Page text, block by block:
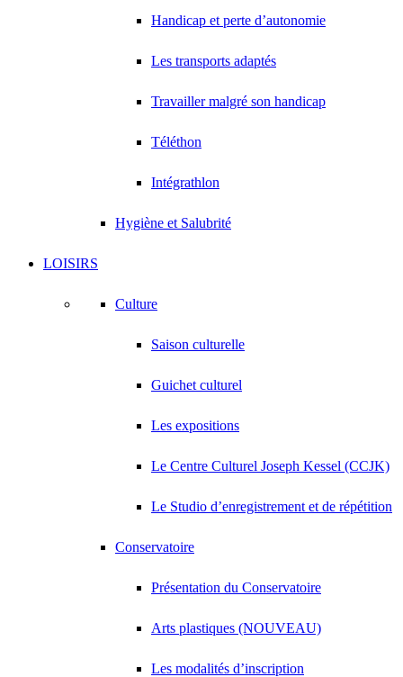
Handicap et perte d’autonomie
Les transports adaptés
Travailler malgré son handicap
Téléthon
Intégrathlon
Hygiène et Salubrité
LOISIRS
Culture
Saison culturelle
Guichet culturel
Les expositions
Le Centre Culturel Joseph Kessel (CCJK)
Le Studio d’enregistrement et de répétition
Conservatoire
Présentation du Conservatoire
Arts plastiques (NOUVEAU)
Les modalités d’inscription